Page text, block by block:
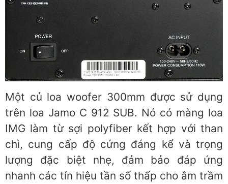
Một củ loa woofer 300mm được sử dụng
trên loa Jamo C 912 SUB. Nó có màng loa
IMG làm từ sợi polyfiber kết hợp với than
chì, cung cấp độ cứng đáng kể và trọng
lượng đặc biệt nhẹ, đảm bảo đáp ứng
nhanh các tín hiệu tần số thấp cho âm trầm